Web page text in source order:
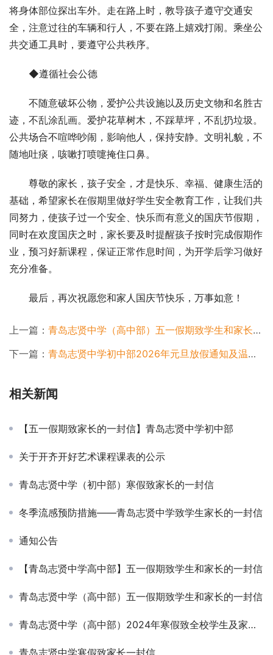
将身体部位探出车外。走在路上时，教导孩子遵守交通安
全，注意过往的车辆和行人，不要在路上嬉戏打闹。乘坐公
共交通工具时，要遵守公共秩序。
◆遵循社会公德
不随意破坏公物，爱护公共设施以及历史文物和名胜古
迹，不乱涂乱画。爱护花草树木，不踩草坪，不乱扔垃圾。
公共场合不喧哗吵闹，影响他人，保持安静。文明礼貌，不
随地吐痰，咳嗽打喷嚏掩住口鼻。
尊敬的家长，孩子安全，才是快乐、幸福、健康生活的
基础，希望家长在假期里做好学生安全教育工作，让我们共
同努力，使孩子过一个安全、快乐而有意义的国庆节假期，
同时在欢度国庆之时，家长要及时提醒孩子按时完成假期作
业，预习好新课程，保证正常作息时间，为开学后学习做好
充分准备。
最后，再次祝愿您和家人国庆节快乐，万事如意！
上一篇： 青岛志贤中学（高中部）五一假期致学生和家长的一封信
下一篇： 青岛志贤中学初中部2026年元旦放假通知及温馨提示
相关新闻
【五一假期致家长的一封信】青岛志贤中学初中部
关于开齐开好艺术课程课表的公示
青岛志贤中学（初中部）寒假致家长的一封信
冬季流感预防措施——青岛志贤中学致学生家长的一封信
通知公告
【青岛志贤中学高中部】五一假期致学生和家长的一封信
青岛志贤中学（高中部）五一假期致学生和家长的一封信
青岛志贤中学（高中部）2024年寒假致全校学生及家长的一封信
青岛志贤中学寒假致家长一封信